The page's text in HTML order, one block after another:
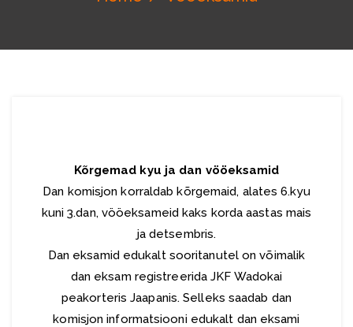
Kõrgemad kyu ja dan vööeksamid
Dan komisjon korraldab kõrgemaid, alates 6.kyu
kuni 3.dan, vööeksameid kaks korda aastas mais
ja detsembris.
Dan eksamid edukalt sooritanutel on võimalik
dan eksam registreerida JKF Wadokai
peakorteris Jaapanis. Selleks saadab dan
komisjon informatsiooni edukalt dan eksami